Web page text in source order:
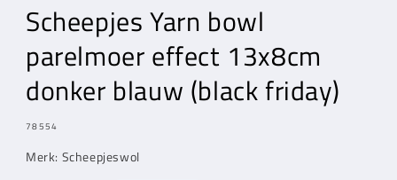
in
modaal
Scheepjes Yarn bowl
parelmoer effect 13x8cm
donker blauw (black friday)
MODEL:
78554
Merk: Scheepjeswol